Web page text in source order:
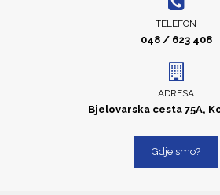
TELEFON
048 / 623 408
ADRESA
Bjelovarska cesta 75A,
Gdje smo?